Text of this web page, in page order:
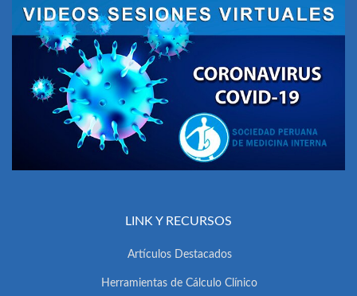
LINK Y RECURSOS
Artículos Destacados
Herramientas de Cálculo Clínico